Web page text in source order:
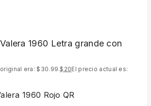
1960 Letra grande con
era: $30.99.$ 20El precio actual es:
1960 Rojo QR